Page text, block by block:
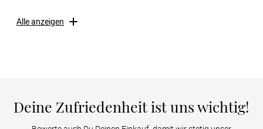
Alle anzeigen
Deine Zufriedenheit ist uns wichtig!